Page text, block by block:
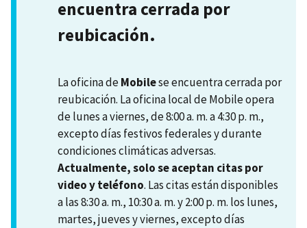
encuentra cerrada por
reubicación.
La oficina deMobilese encuentra cerrada por
reubicación. La oficina local de Mobile opera
de lunes a viernes, de 8:00 a. m. a 4:30 p. m.,
excepto días festivos federales y durante
condiciones climáticas adversas.
Actualmente, solo se aceptan citas por
video y teléfono. Las citas están disponibles
a las 8:30 a. m., 10:30 a. m. y 2:00 p. m. los lunes,
martes, jueves y viernes, excepto días